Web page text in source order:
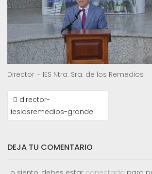
Director – IES Ntra. Sra. de los Remedios
NAVEGACIÓN
DE
ENTRADAS
director-
ieslosremedios-grande
DEJA TU COMENTARIO